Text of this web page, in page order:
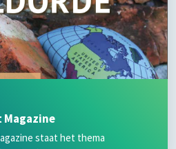
staat het thema